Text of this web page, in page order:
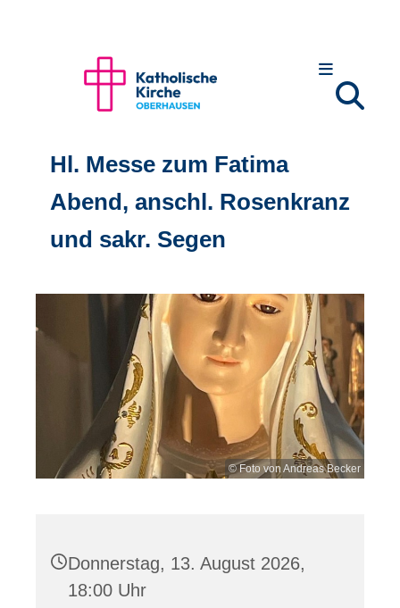
Hl. Messe zum Fatima
Abend, anschl. Rosenkranz
und sakr. Segen
© Foto von Andreas Becker
Donnerstag, 13. August 2026,
18:00 Uhr